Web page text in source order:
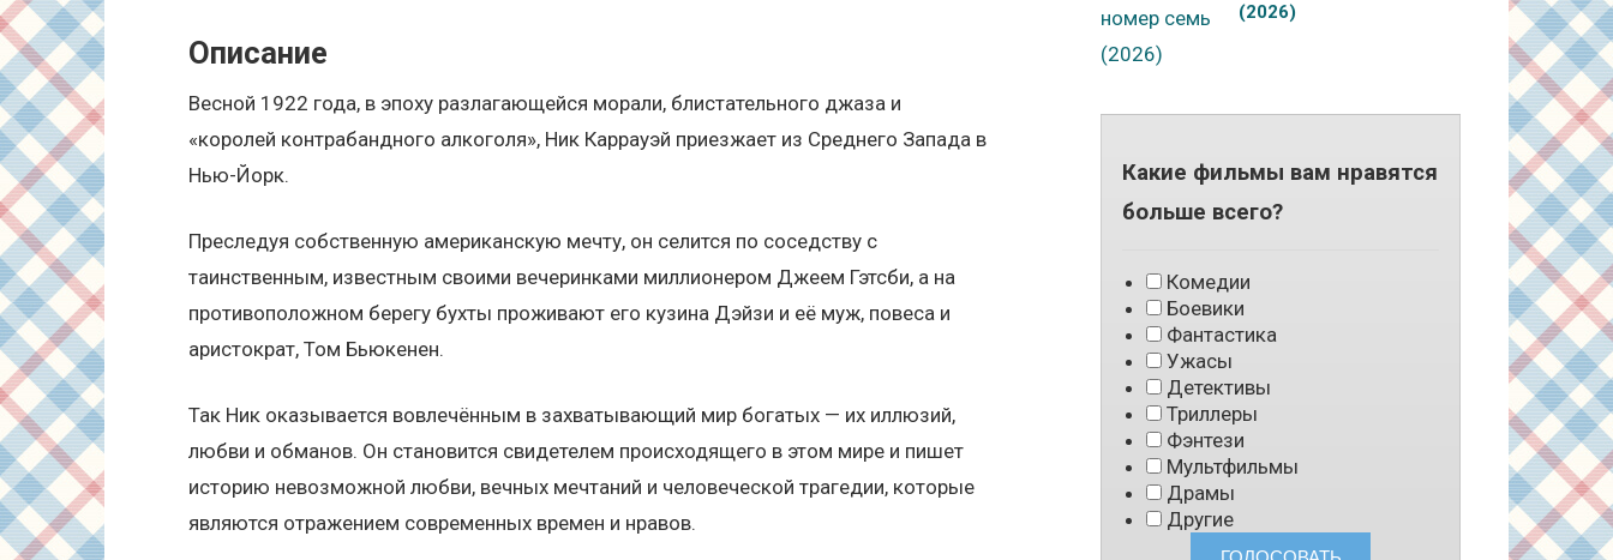
Описание
Весной 1922 года, в эпоху разлагающейся морали, блистательного джаза и
«королей контрабандного алкоголя», Ник Каррауэй приезжает из Среднего Запада в
Нью-Йорк.
Преследуя собственную американскую мечту, он селится по соседству с
таинственным, известным своими вечеринками миллионером Джеем Гэтсби, а на
противоположном берегу бухты проживают его кузина Дэйзи и её муж, повеса и
аристократ, Том Бьюкенен.
Так Ник оказывается вовлечённым в захватывающий мир богатых — их иллюзий,
любви и обманов. Он становится свидетелем происходящего в этом мире и пишет
историю невозможной любви, вечных мечтаний и человеческой трагедии, которые
являются отражением современных времен и нравов.
(2026)
Какие фильмы вам нравятся
больше всего?
Комедии
Боевики
Фантастика
Ужасы
Детективы
Триллеры
Фэнтези
Мультфильмы
Драмы
Другие